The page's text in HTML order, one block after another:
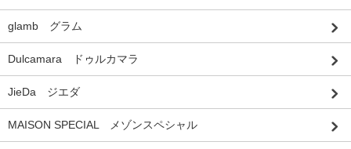
glamb グラム
Dulcamara ドゥルカマラ
JieDa ジエダ
MAISON SPECIAL メゾンスペシャル